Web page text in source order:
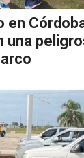
en
una